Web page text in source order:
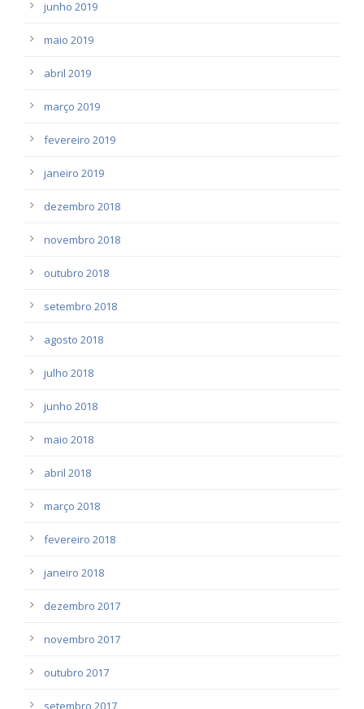
junho 2019
maio 2019
abril 2019
março 2019
fevereiro 2019
janeiro 2019
dezembro 2018
novembro 2018
outubro 2018
setembro 2018
agosto 2018
julho 2018
junho 2018
maio 2018
abril 2018
março 2018
fevereiro 2018
janeiro 2018
dezembro 2017
novembro 2017
outubro 2017
setembro 2017